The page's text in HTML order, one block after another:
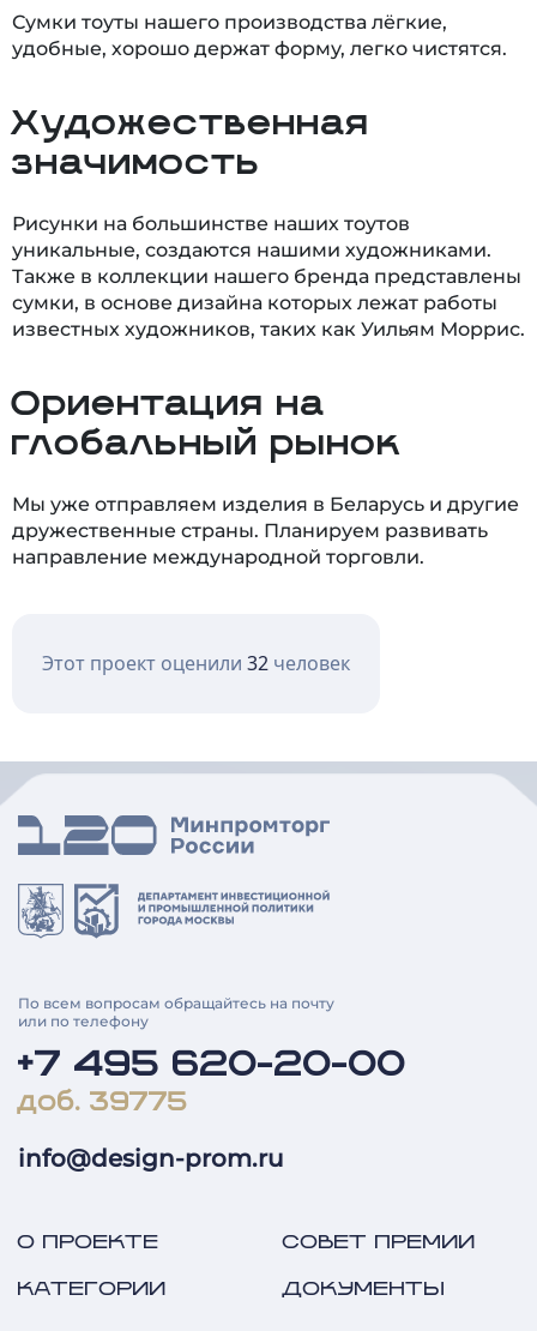
Сумки тоуты нашего производства лёгкие,
удобные, хорошо держат форму, легко чистятся.
Художественная
значимость
Рисунки на большинстве наших тоутов
уникальные, создаются нашими художниками.
Также в коллекции нашего бренда представлены
сумки, в основе дизайна которых лежат работы
известных художников, таких как Уильям Моррис.
Ориентация на
глобальный рынок
Мы уже отправляем изделия в Беларусь и другие
дружественные страны. Планируем развивать
направление международной торговли.
Этот проект оценили 32 человек
По всем вопросам обращайтесь на почту
или по телефону
+7 495 620-20-00
доб. 39775
info@design-prom.ru
О ПРОЕКТЕ
КАТЕГОРИИ
СОВЕТ ПРЕМИИ
ДОКУМЕНТЫ